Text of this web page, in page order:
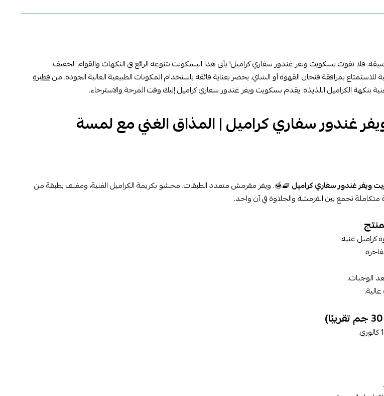
فلا تفوت بسكويت ويفر غندور سفاري كراميل! يأتي هذا البسكويت بتنوعه الرائع في النكهات والقوام الخفيف
للاستمتاع بمرافقة فنجان القهوة أو الشاي. يحضر بعناية فائقة باستخدام المكونات الطبيعية العالية الجودة، منفطيرة
بنكهة الكراميل اللذيذة. يقدم بسكويت ويفر غندور سفاري كراميل إليك وقت المرحة والاسترخاء.
غندور سفاري كراميل | المذاق الغني مع لمسة
ويفر غندور سفاري كراميل 🧇🍯. ويفر مقرمش متعدد الطبقات، محشو بكريمة الكراميل الغنية، ومغلف بطبقة من
متكاملة تجمع بين القرمشة والحلاوة في آن واحد.
غنية.
الوجبات.